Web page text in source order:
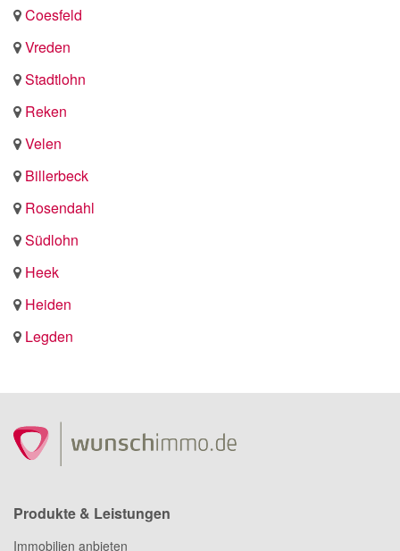
Coesfeld
Vreden
Stadtlohn
Reken
Velen
Billerbeck
Rosendahl
Südlohn
Heek
Heiden
Legden
Produkte & Leistungen
Immobilien anbieten